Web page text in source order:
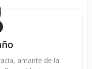
amante de la